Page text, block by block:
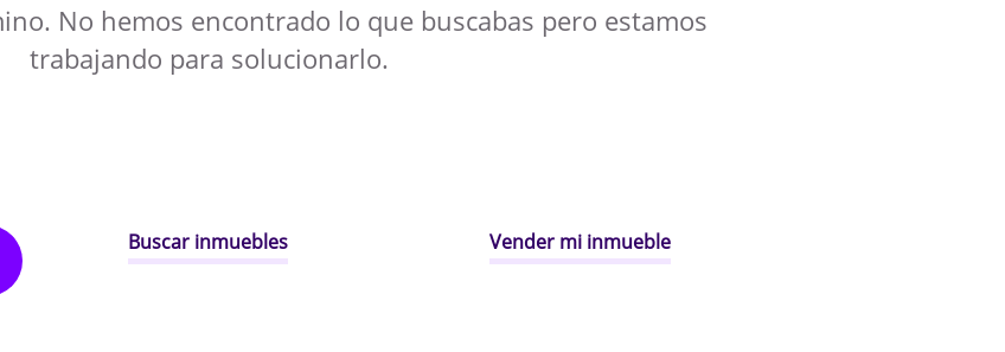
No hemos encontrado lo que buscabas pero estamos
trabajando para solucionarlo.
Buscar inmuebles Vender mi inmueble